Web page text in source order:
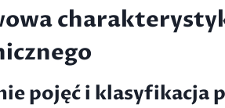
pojęć i klasyfikacja